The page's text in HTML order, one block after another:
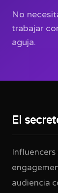
No
trabajar
aguja.
El
audiencia